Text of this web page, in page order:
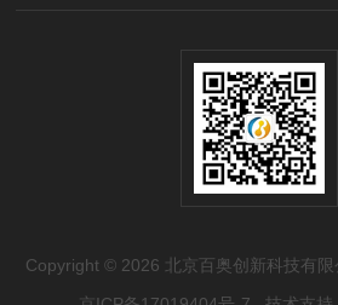
Copyright © 2026 北京百奥创新科技有